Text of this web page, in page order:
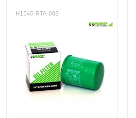
H1540-RTA-003